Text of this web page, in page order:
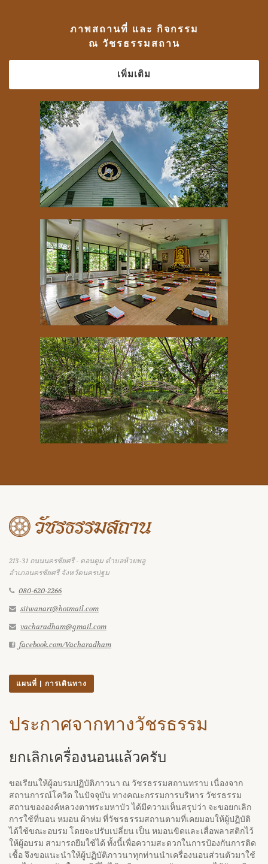
ภาพสถานที่ และ กิจกรรม
ณ วัชรธรรมสถาน
เพิ่มเติม
213-31 ถนนนครชัยศรี - ดอนตูม ตำบลห้วยพลู
อำเภอนครชัยศรี จังหวัดนครปฐม
080-620-2266
siiwanart@hotmail.com
vacharadham@gmail.com
facebook.com/Vacharadham
แผนที่ | การเดินทาง
ประกาศจากทางวัชรธรรม
ยกเลิกเครื่องนอนแล้วครับ
ขอเรียนให้ผู้อบรมปฏิบัติภาวนา ณ วัชรธรรมสถานทราบ เนื่องจาก
สถานการณ์โควิด ในปัจจุบัน ทางคณะกรรมการบริหาร วัชรธรรม
สถานขององค์หลวงตาพระมหาบัว ได้มีความเห็นสรุปว่า จะขอยกเลิก
การใช้ที่นอน หมอน ผ้าห่ม ที่วัชรธรรมสถานตามที่เคยมอบให้ผู้ปฏิบัติ
ได้ใช้ขณะอบรม โดยจะปรับเปลี่ยน เป็น หมอนขิดและเสื่อพลาสติกไว้
ให้ผู้อบรม สามารถยืมใช้ได้ ทั้งนี้เพื่อความสะดวกในการป้องกันการติด
เชื้อ จึงขอแนะนำให้ผู้ปฏิบัติภาวนาทุกท่านนำเครื่องนอนส่วนตัวมาใช้